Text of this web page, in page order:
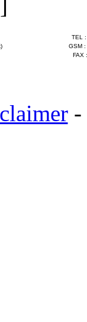
TEL
GSM
FAX
-